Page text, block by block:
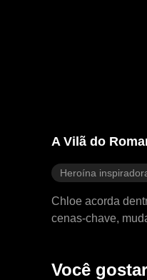
A Vilã do
Heroína
Chloe acorda
cenas-chave,
Você